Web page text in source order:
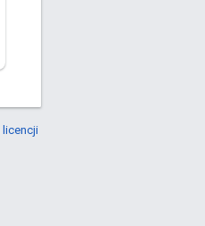
licencji